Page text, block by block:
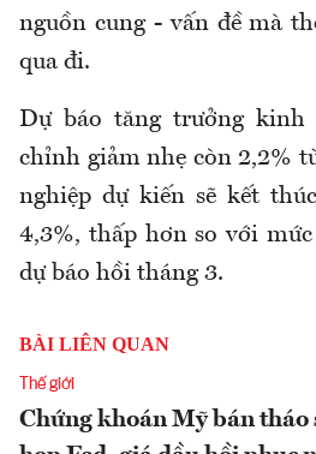
nguồn cung - vấn đề mà
qua đi.
Dự báo tăng trưởng kinh
chỉnh giảm nhẹ còn 2,2%
nghiệp dự kiến sẽ kết
4,3%, thấp hơn so với
dự báo hồi tháng 3.
BÀI LIÊN QUAN
Thế giới
Chứng khoán Mỹ bán tháo